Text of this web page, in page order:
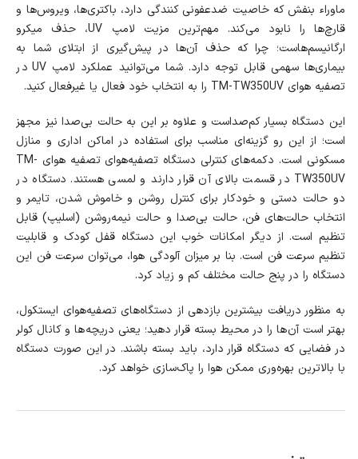
ماوراء بنفش که خاصیت ضدعفونی‌ کنندگی دارد، باکتری‌ها، ویروس‌ها و
قارچ‌ها را نابود می‌کند. مهم‌ترین مزیت لامپ UV، حذف میکرو
ارگانیسم‌هاست؛ چرا که حذف آن‌ها در پیش‌گیری از ابتلای شما به
بیماری‌ها سهمی قابل توجه دارد. شما می‌توانید عملکرد لامپ UV در
تصفیه هوای TM-TW350UV را به انتخاب خود فعال یا غیرفعال کنید.
این دستگاه بسیار کم‌صداست و علاوه بر این به حالت بی‌صدا نیز مجهز
است؛ از این رو گزینه‌ای مناسب برای استفاده در اماکن اداری و منازل
مسکونی است. دکمه‌های کنترلی دستگاه تصفیه‌هوای تصفیه هوای TM-
TW350UV در قسمت بالای آن قرار دارند و لمسی هستند. دستگاه در
دو حالت دستی و خودکار برای کنترل روشن و خاموش شدن، تایمر و
انتخاب حالت‌های فن، حالت بی‌صدا و حالت نیمه‌روشن (اسلیپ) قابل
تنظیم است. از دیگر امکانات خوب این دستگاه قفل کودک و قابلیت
تنظیم سرعت فن است. بنا بر میزان آلودگی هوا، می‌توان سرعت فن این
دستگاه را در پنج حالت مختلف کم و زیاد کرد.
به منظور دریافت بیشترین بازدهی از دستگاه‌های تصفیه‌هوای ایستکول،
بهتر است آن‌ها را در محیط بسته قرار دهید؛ یعنی دریچه‌ها و کانال کولر
در فضایی که دستگاه قرار دارد، باید بسته باشند. در این صورت دستگاه
با بالاترین بهره‌وری ممکن هوا را پاک‌سازی خواهد کرد.